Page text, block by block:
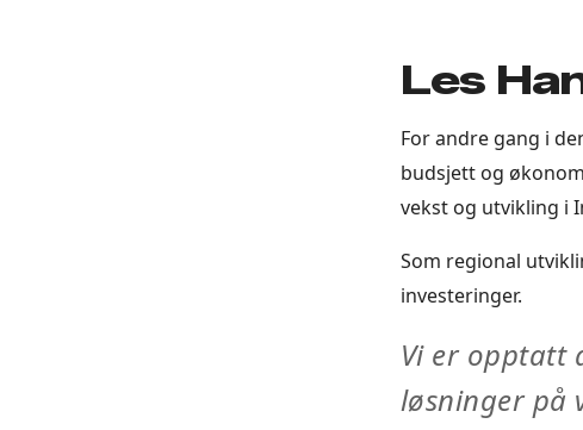
Les
For andre gang i
budsjett og
vekst og utvikling i
Som regional
investeringer.
Vi er opptatt
løsninger på